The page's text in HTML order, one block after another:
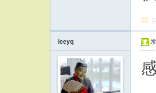
leeyq